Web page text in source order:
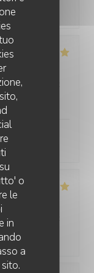
o
le
in
a
Qualità / Prezzo
Qualità / Prezzo